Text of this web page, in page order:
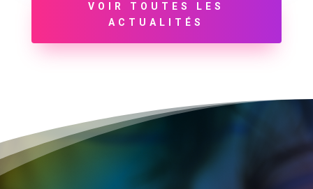
VOIR TOUTES LES
ACTUALITÉS